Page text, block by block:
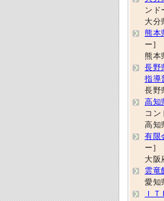
ンド
大分
熊本
ー]
熊本
長野
指導
長野
高知
コン
高知
有限
ー]
大阪
雲竜
愛知
Ｉ